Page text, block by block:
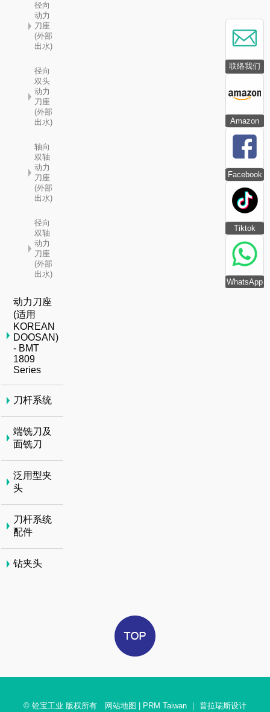
联络我们
Amazon
Facebook
Tiktok
WhatsApp
径向
动力
刀座
(外部
出水)
径向
双头
动力
刀座
(外部
出水)
轴向
双轴
动力
刀座
(外部
出水)
径向
双轴
动力
刀座
(外部
出水)
动力刀座
(适用
KOREAN
DOOSAN)
- BMT
1809
Series
刀杆系统
端铣刀及
面铣刀
泛用型夹
头
刀杆系统
配件
钻夹头
© 铨宝工业 版权所有 网站地图 PRM Taiwan ｜ 普拉瑞斯设计